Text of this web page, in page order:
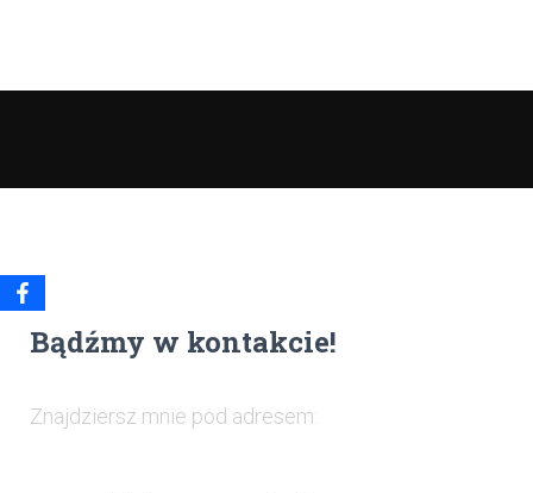
Bądźmy w kontakcie!
Znajdziersz mnie pod adresem: